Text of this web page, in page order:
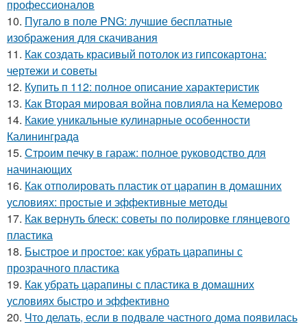
профессионалов
10. Пугало в поле PNG: лучшие бесплатные
изображения для скачивания
11. Как создать красивый потолок из гипсокартона:
чертежи и советы
12. Купить п 112: полное описание характеристик
13. Как Вторая мировая война повлияла на Кемерово
14. Какие уникальные кулинарные особенности
Калининграда
15. Строим печку в гараж: полное руководство для
начинающих
16. Как отполировать пластик от царапин в домашних
условиях: простые и эффективные методы
17. Как вернуть блеск: советы по полировке глянцевого
пластика
18. Быстрое и простое: как убрать царапины с
прозрачного пластика
19. Как убрать царапины с пластика в домашних
условиях быстро и эффективно
20. Что делать, если в подвале частного дома появилась